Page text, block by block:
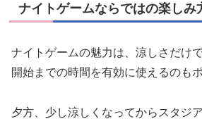
ナイトゲームならではの楽しみ
ナイトゲームの魅力は、涼しさだけ
開始までの時間を有効に使えるのも
夕方、少し涼しくなってからスタジ